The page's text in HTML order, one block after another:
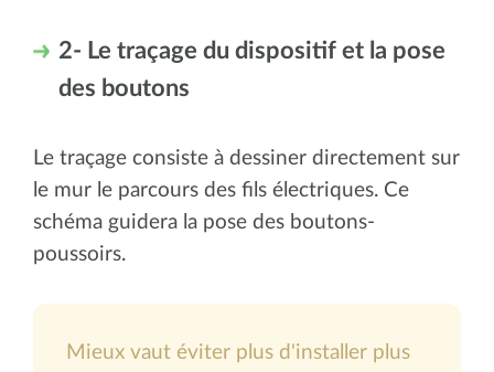
2- Le traçage du dispositif et la pose
des boutons
Le traçage consiste à dessiner directement sur
le mur le parcours des fils électriques. Ce
schéma guidera la pose des boutons-
poussoirs.
Mieux vaut éviter plus d'installer plus